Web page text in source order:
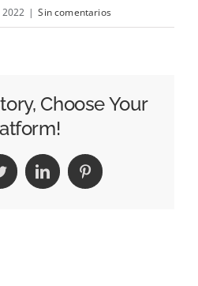
| Sin comentarios
Choose Your
LinkedInPinterest